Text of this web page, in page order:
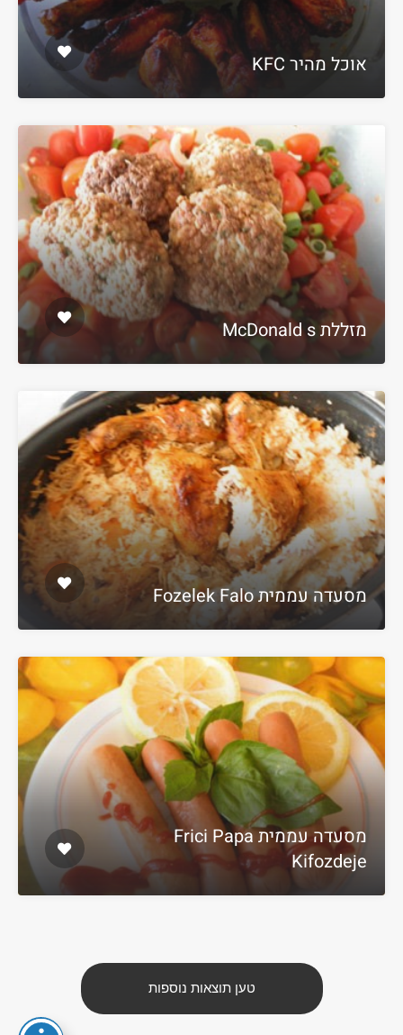
אוכל מהיר KFC
מזללת McDonald s
מסעדה עממית Fozelek Falo
מסעדה עממית Frici Papa
Kifozdeje
טען תוצאות נוספות